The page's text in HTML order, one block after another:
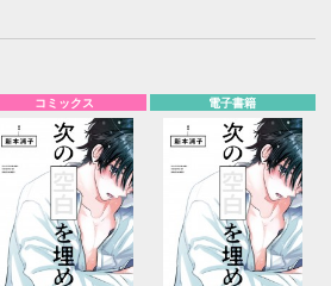
コミックス 電子書籍